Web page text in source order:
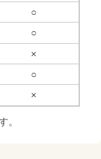
○
○
×
○
×
。